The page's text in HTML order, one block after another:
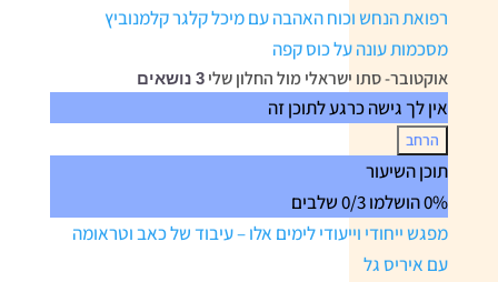
רפואת הנחש וכוח האהבה עם מיכל קלגר קלמנוביץ
מסכמות עונה על כוס קפה
אוקטובר- סתו ישראלי מול החלון שלי 3 נושאים
אין לך גישה כרגע לתוכן זה
הרחב
אוקטובר-
סתו
ישראלי
מול
החלון
שלי
תוכן השיעור
0% הושלמו
0/3 שלבים
מפגש ייחודי וייעודי לימים אלו – עיבוד של כאב וטראומה
עם איריס גל